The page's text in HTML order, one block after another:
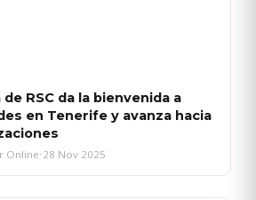
de RSC da la bienvenida a
en Tenerife y avanza hacia
Online•28 Nov 2025